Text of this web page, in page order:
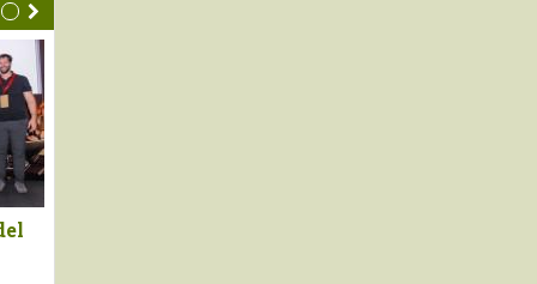
edición del Salón
y Chocolate
2026 abre sus